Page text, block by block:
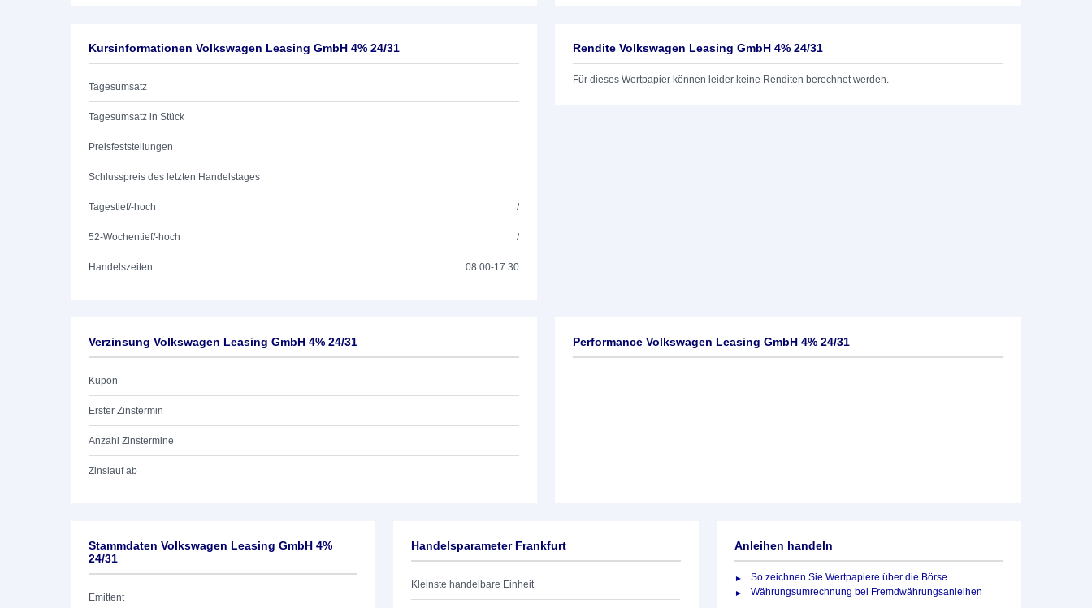
Kursinformationen Volkswagen Leasing GmbH 4% 24/31
Tagesumsatz
Tagesumsatz in Stück
Preisfeststellungen
Schlusspreis des letzten Handelstages
Tagestief/-hoch /
52-Wochentief/-hoch /
Handelszeiten 08:00-17:30
Rendite Volkswagen Leasing GmbH 4% 24/31
Für dieses Wertpapier können leider keine Renditen berechnet werden.
Verzinsung Volkswagen Leasing GmbH 4% 24/31
Kupon
Erster Zinstermin
Anzahl Zinstermine
Zinslauf ab
Performance Volkswagen Leasing GmbH 4% 24/31
Stammdaten Volkswagen Leasing GmbH 4%
24/31
Emittent
Handelsparameter Frankfurt
Kleinste handelbare Einheit
Anleihen handeln
So zeichnen Sie Wertpapiere über die Börse
Währungsumrechnung bei Fremdwährungsanleihen